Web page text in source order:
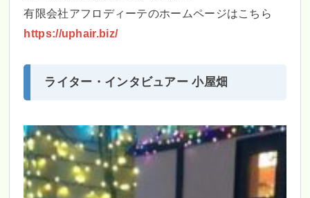
有限会社アフロディーテのホームページはこちら
https://uphair.biz/
ライター・インタビュアー 小屋畑